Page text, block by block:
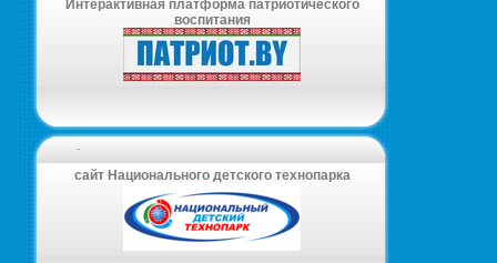
Интерактивная платформа патриотического
воспитания
-
сайт Национального детского технопарка